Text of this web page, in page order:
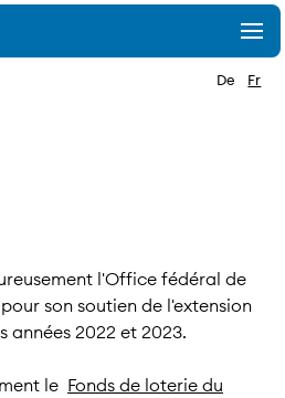
De Fr
l'Office fédéral de
son soutien de l'extension
années 2022 et 2023.
le Fonds de loterie du